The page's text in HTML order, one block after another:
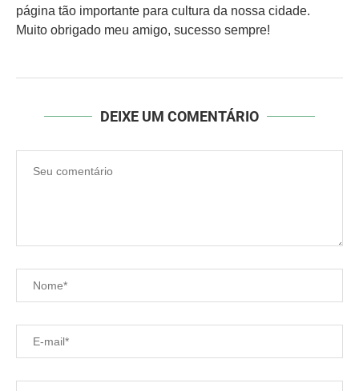
página tão importante para cultura da nossa cidade.
Muito obrigado meu amigo, sucesso sempre!
DEIXE UM COMENTÁRIO